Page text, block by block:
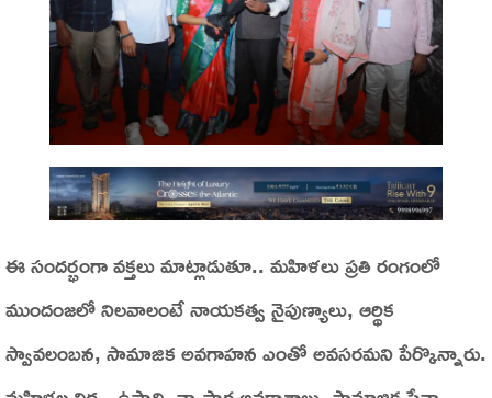
ఈ సందర్భంగా వక్తలు మాట్లాడుతూ.. మహిళలు ప్రతి రంగంలో
ముందంజలో నిలవాలంటే నాయకత్వ నైపుణ్యాలు, ఆర్థిక
స్వావలంబన, సామాజిక అవగాహన ఎంతో అవసరమని పేర్కొన్నారు.